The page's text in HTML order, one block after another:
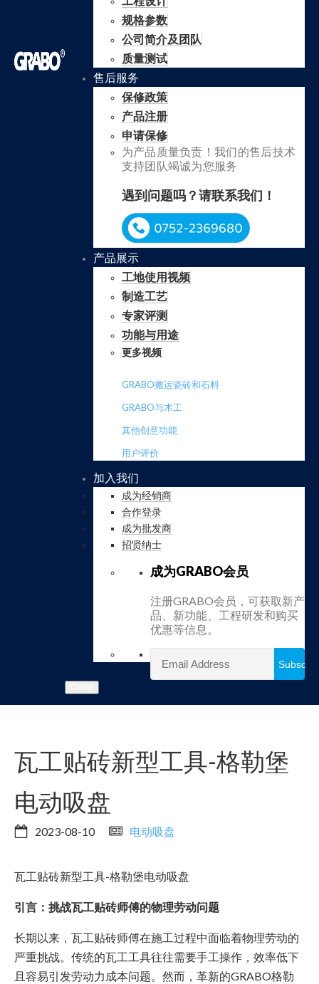
规格参数
公司简介及团队
质量测试
售后服务
保修政策
产品注册
申请保修
为产品质量负责！我们的售后技术
支持团队竭诚为您服务
遇到问题吗？请联系我们！
产品展示
工地使用视频
制造工艺
专家评测
功能与用途
更多视频
GRABO搬运瓷砖和石料
GRABO与木工
其他创意功能
用户评价
加入我们
成为经销商
合作登录
成为批发商
招贤纳士
成为GRABO会员
注册GRABO会员，可获取新产
品、新功能、工程研发和购买
优惠等信息。
瓦工贴砖新型工具-格勒堡
电动吸盘
2023-08-10 电动吸盘
瓦工贴砖新型工具-格勒堡电动吸盘
引言：挑战瓦工贴砖师傅的物理劳动问题
长期以来，瓦工贴砖师傅在施工过程中面临着物理劳动的
严重挑战。传统的瓦工工具往往需要手工操作，效率低下
且容易引发劳动力成本问题。然而，革新的GRABO格勒